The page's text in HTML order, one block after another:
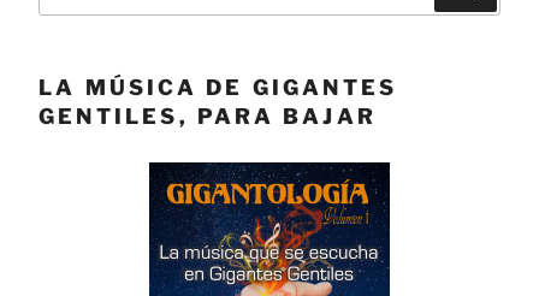
LA MÚSICA DE GIGANTES
GENTILES, PARA BAJAR